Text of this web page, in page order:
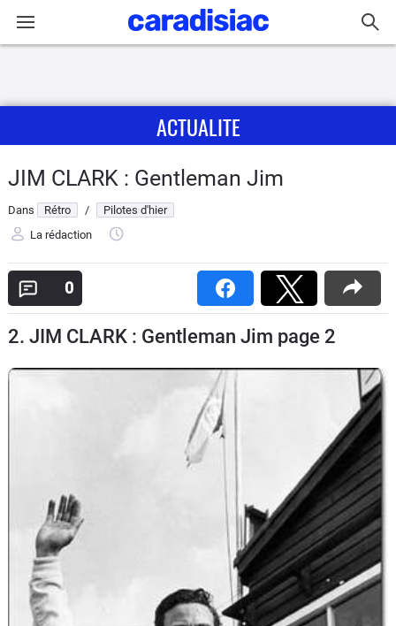
Actu
Essais
Guide
d'achat
Electriques
Utilitaires
Forum
Moto
Marques
ACTUALITE
JIM CLARK : Gentleman Jim
Dans Rétro /
Pilotes d'hier
La rédaction
0
2. JIM CLARK : Gentleman Jim page 2